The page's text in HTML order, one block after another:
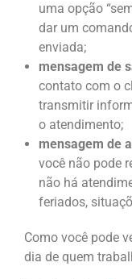
uma opção
dar um
enviada;
mensagem de
contato com o
transmitir
o atendimento;
mensagem de
você não pode
não há
feriados,
Como você pode
dia de quem